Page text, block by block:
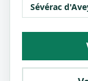
Sévérac